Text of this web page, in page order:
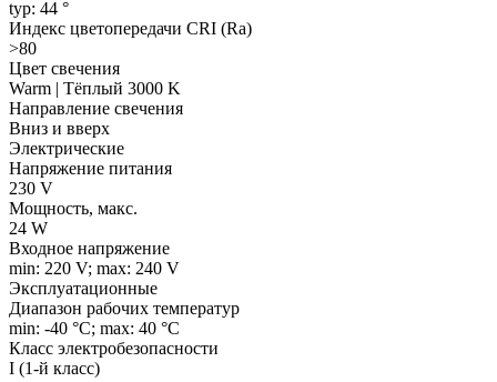
typ: 44 °
Индекс цветопередачи CRI (Ra)
>80
Цвет свечения
Warm | Тёплый 3000 K
Направление свечения
Вниз и вверх
Электрические
Напряжение питания
230 V
Мощность, макс.
24 W
Входное напряжение
min: 220 V; max: 240 V
Эксплуатационные
Диапазон рабочих температур
min: -40 °C; max: 40 °C
Класс электробезопасности
I (1-й класс)